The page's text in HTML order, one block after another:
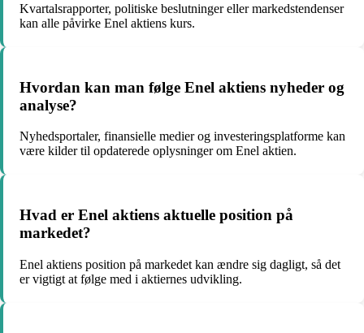
Kvartalsrapporter, politiske beslutninger eller markedstendenser
kan alle påvirke Enel aktiens kurs.
Hvordan kan man følge Enel aktiens nyheder og
analyse?
Nyhedsportaler, finansielle medier og investeringsplatforme kan
være kilder til opdaterede oplysninger om Enel aktien.
Hvad er Enel aktiens aktuelle position på
markedet?
Enel aktiens position på markedet kan ændre sig dagligt, så det
er vigtigt at følge med i aktiernes udvikling.